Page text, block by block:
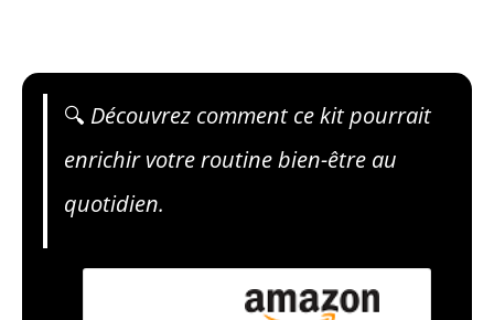
🔍 Découvrez comment ce kit pourrait
enrichir votre routine bien-être au
quotidien.